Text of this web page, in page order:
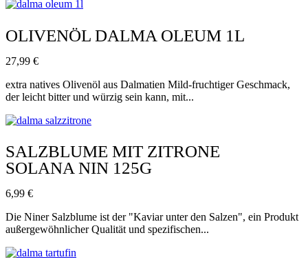
OLIVENÖL DALMA OLEUM 1L
27,99 €
extra natives Olivenöl aus Dalmatien Mild-fruchtiger Geschmack,
der leicht bitter und würzig sein kann, mit...
SALZBLUME MIT ZITRONE
SOLANA NIN 125G
6,99 €
Die Niner Salzblume ist der "Kaviar unter den Salzen", ein Produkt
außergewöhnlicher Qualität und spezifischen...